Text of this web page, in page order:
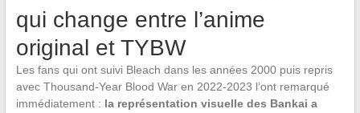
qui change entre l’anime
original et TYBW
Les fans qui ont suivi Bleach dans les années 2000 puis repris
avec Thousand-Year Blood War en 2022-2023 l’ont remarqué
immédiatement : la représentation visuelle des Bankai a